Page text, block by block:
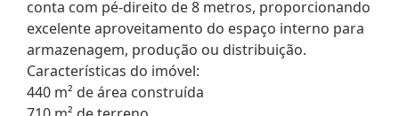
conta com pé-direito de 8 metros, proporcionando
excelente aproveitamento do espaço interno para
armazenagem, produção ou distribuição.
Características do imóvel:
440 m² de área construída